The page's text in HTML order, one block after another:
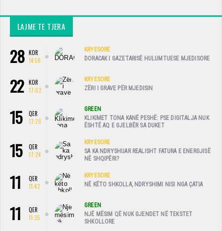
LAJME TE TJERA
28 KOR
14:58
KRYESORE
DORACAK I GAZETARISË HULUMTUESE MJEDISORE
22
KOR
17:02
KRYESORE
ZËRI I GRAVE PËR MJEDISIN
15
QER
17:29
GREEN
KLIKIMET TONA KANË PESHË: PSE DIGITALJA NUK
ËSHTË AQ E GJELBËR SA DUKET
15
QER
17:24
KRYESORE
SA KA NDRYSHUAR REALISHT FATURA E ENERGJISË
NË SHQIPËRI?
11
QER
11:42
KRYESORE
NË KËTO SHKOLLA, NDRYSHIMI NISI NGA ÇATIA
11
QER
11:35
GREEN
NJË MËSIM QË NUK GJENDET NË TEKSTET
SHKOLLORE